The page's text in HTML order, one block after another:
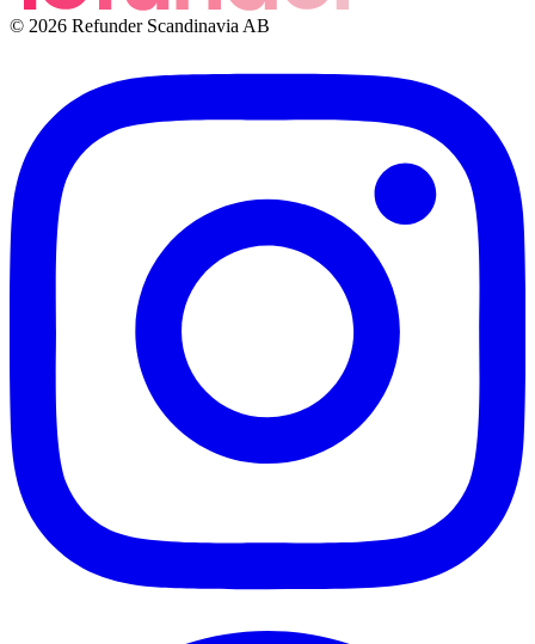
© 2026 Refunder Scandinavia AB